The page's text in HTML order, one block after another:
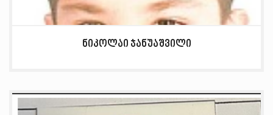
ნიკოლაი ჯანუაშვილი